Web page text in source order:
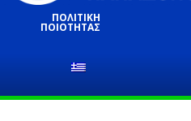
ΠΟΛΙΤΙΚΗ
ΠΟΙΟΤΗΤΑΣ